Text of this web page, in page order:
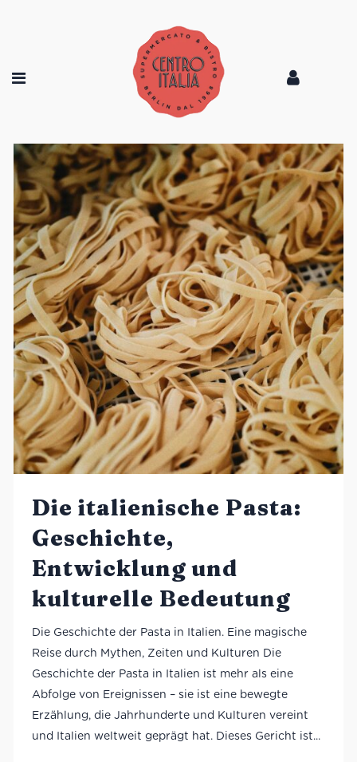
Die italienische Pasta:
Geschichte,
Entwicklung und
kulturelle Bedeutung
Die Geschichte der Pasta in Italien. Eine magische
Reise durch Mythen, Zeiten und Kulturen Die
Geschichte der Pasta in Italien ist mehr als eine
Abfolge von Ereignissen – sie ist eine bewegte
Erzählung, die Jahrhunderte und Kulturen vereint
und Italien weltweit geprägt hat. Dieses Gericht ist...